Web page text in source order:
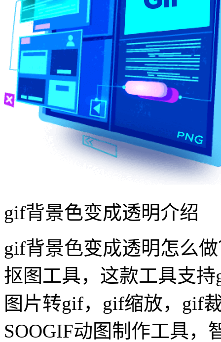
gif背景色变成透明介绍
gif背景色变成透明怎么
抠图工具，这款工具支
图片转gif，gif缩放，gif
SOOGIF动图制作工具，